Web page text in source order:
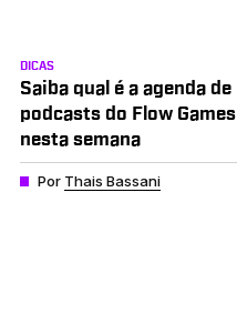
DICAS
Saiba qual é a agenda de
podcasts do Flow Games
nesta semana
Por Thais Bassani